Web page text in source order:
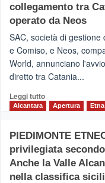
collegamento tra
operato da Neos
SAC, società di
e Comiso, e Neos,
World, annunciano
diretto tra Catania...
Leggi tuttoLeggi
CATANIA
–
Inaugurato
il
Alcantara Apertura Etna
PIEDIMONTE
privilegiata
Anche la Valle
nella classifica